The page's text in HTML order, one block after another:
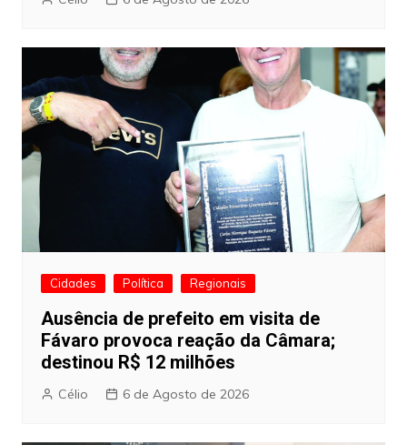
Cidades Política Regionais
Ausência de prefeito em visita de
Fávaro provoca reação da Câmara;
destinou R$ 12 milhões
Célio 6 de Agosto de 2026